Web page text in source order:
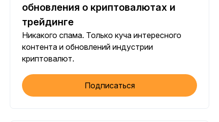
обновления о криптовалютах и
трейдинге
Никакого спама. Только куча интересного
контента и обновлений индустрии
криптовалют.
Подписаться